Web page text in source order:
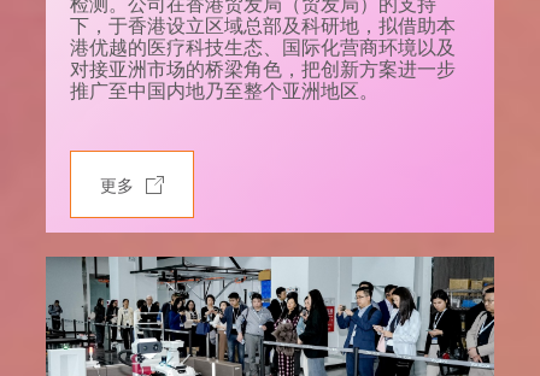
下，于香港设立区域总部及科研地，拟借助本
港优越的医疗科技生态、国际化营商环境以及
对接亚洲市场的桥梁角色，把创新方案进一步
推广至中国内地乃至整个亚洲地区。
更多